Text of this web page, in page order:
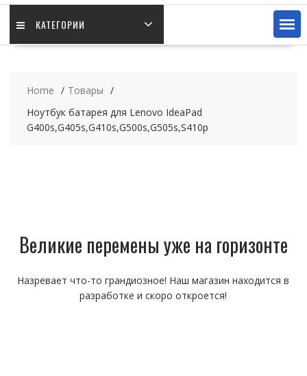
КАТЕГОРИИ
Home
Товары
Ноутбук батарея для Lenovo IdeaPad
G400s,G405s,G410s,G500s,G505s,S410p
Великие перемены уже на горизонте
Назревает что-то грандиозное! Наш магазин находится в
разработке и скоро откроется!